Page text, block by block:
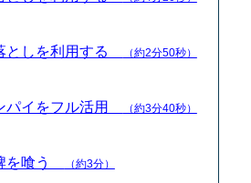
としを利用する （約2分50秒）
パイをフル活用 （約3分40秒）
を喰う （約3分）